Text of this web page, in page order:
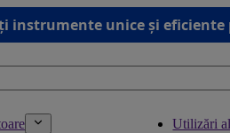
instrumente unice și
Utilizări